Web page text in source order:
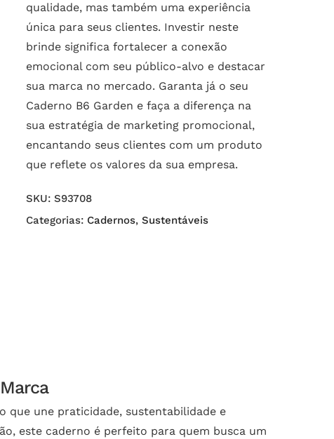
qualidade, mas também uma experiência
única para seus clientes. Investir neste
brinde significa fortalecer a conexão
emocional com seu público-alvo e destacar
sua marca no mercado. Garanta já o seu
Caderno B6 Garden e faça a diferença na
sua estratégia de marketing promocional,
encantando seus clientes com um produto
que reflete os valores da sua empresa.
SKU: S93708
Categorias: Cadernos, Sustentáveis
que une praticidade, sustentabilidade e
este caderno é perfeito para quem busca um